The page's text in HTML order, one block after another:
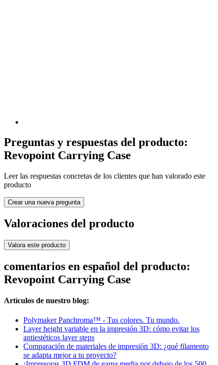
Preguntas y respuestas del producto:
Revopoint Carrying Case
Leer las respuestas concretas de los clientes que han valorado este
producto
Crear una nueva pregunta
Valoraciones del producto
Valora este producto
comentarios en español del producto:
Revopoint Carrying Case
Artículos de nuestro blog:
Polymaker Panchroma™ - Tus colores. Tu mundo.
Layer height variable en la impresión 3D: cómo evitar los
antiestéticos layer steps
Comparación de materiales de impresión 3D: ¿qué filamento
se adapta mejor a tu proyecto?